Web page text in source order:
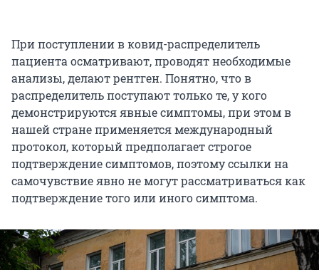
При поступлении в ковид-распределитель
пациента осматривают, проводят необходимые
анализы, делают рентген. Понятно, что в
распределитель поступают только те, у кого
демонстрируются явные симптомы, при этом в
нашей стране применяется международный
протокол, который предполагает строгое
подтверждение симптомов, поэтому ссылки на
самочувствие явно не могут рассматриваться как
подтверждение того или иного симптома.